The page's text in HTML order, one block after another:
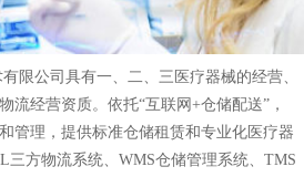
公司具有一、二、三医疗器械的经营、
流经营资质。依托“互联网+仓储配送”，
管理，提供标准仓储租赁和专业化医疗器
三方物流系统、WMS仓储管理系统、TMS